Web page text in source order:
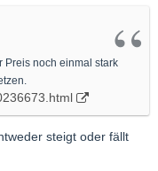
Preis noch einmal stark
steigt oder fällt